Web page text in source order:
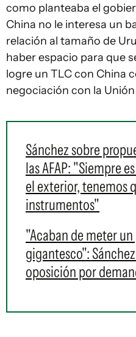
como planteaba el
China no le interesa un
relación al tamaño de
haber espacio para que
logre un TLC con China
negociación con la Unión
Sánchez sobre
las AFAP: "Siempre
el exterior, tenemos
instrumentos"
"Acaban de meter
gigantesco":
oposición por